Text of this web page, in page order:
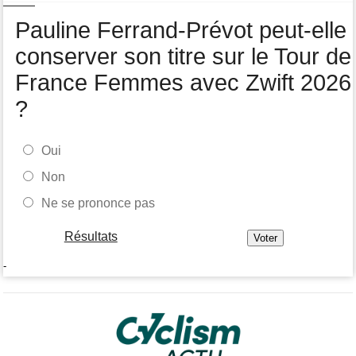
Pauline Ferrand-Prévot peut-elle
conserver son titre sur le Tour de
France Femmes avec Zwift 2026
?
Oui
Non
Ne se prononce pas
Résultats
-